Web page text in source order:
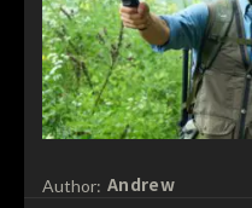
Author: Andrew